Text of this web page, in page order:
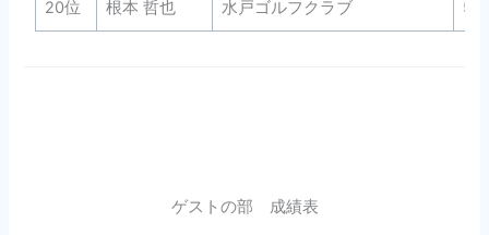
20位 根本 哲也 水戸ゴルフクラブ 53
ゲストの部 成績表